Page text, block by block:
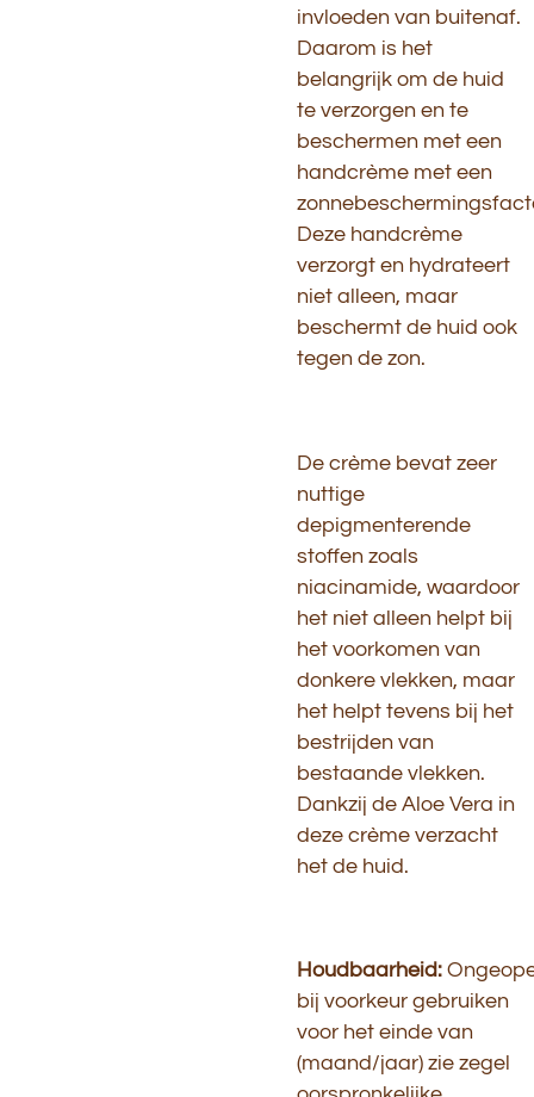
invloeden van buitenaf.
Daarom is het
belangrijk om de huid
te verzorgen en te
beschermen met een
handcrème met een
Deze handcrème
verzorgt en hydrateert
niet alleen, maar
beschermt de huid ook
tegen de zon.
De crème bevat zeer
nuttige
depigmenterende
stoffen zoals
niacinamide, waardoor
het niet alleen helpt bij
het voorkomen van
donkere vlekken, maar
het helpt tevens bij het
bestrijden van
bestaande vlekken.
Dankzij de Aloe Vera in
deze crème verzacht
het de huid.
Houdbaarheid:
bij voorkeur gebruiken
voor het einde van
(maand/jaar) zie zegel